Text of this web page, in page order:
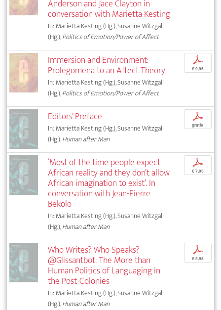
Anderson and Jace Clayton in
conversation with Marietta Kesting
In: Marietta Kesting (Hg.), Susanne Witzgall
(Hg.),Politics of Emotion/Power of Affect
Immersion and Environment:
Prolegomena to an Affect Theory
In: Marietta Kesting (Hg.), Susanne Witzgall
(Hg.),Politics of Emotion/Power of Affect
p
€ 9,95
Editors’ Preface
In: Marietta Kesting (Hg.), Susanne Witzgall
(Hg.),Human after Man
p
gratis
‘Most of the time people expect
African reality and they don’t allow
African imagination to exist’. In
conversation with Jean-Pierre
Bekolo
In: Marietta Kesting (Hg.), Susanne Witzgall
(Hg.),Human after Man
p
€ 7,95
Who Writes? Who Speaks?
@Glissantbot: The More than
Human Politics of Languaging in
the Post-Colonies
In: Marietta Kesting (Hg.), Susanne Witzgall
(Hg.),Human after Man
p
€ 9,95